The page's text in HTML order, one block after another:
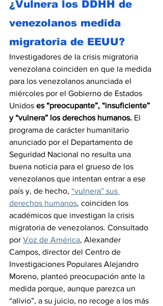
¿Vulnera los DDHH de
venezolanos medida
migratoria de EEUU?
Investigadores de la crisis migratoria
venezolana coinciden en que la medida
para los venezolanos anunciada el
miércoles por el Gobierno de Estados
Unidos es “preocupante”, “insuficiente”
y “vulnera” los derechos humanos. El
programa de carácter humanitario
anunciado por el Departamento de
Seguridad Nacional no resulta una
buena noticia para el grueso de los
venezolanos que intentan entrar a ese
país y, de hecho, “vulnera” sus
derechos humanos, coinciden los
académicos que investigan la crisis
migratoria de venezolanos. Consultado
por Voz de América, Alexander
Campos, director del Centro de
Investigaciones Populares Alejandro
Moreno, planteó preocupación ante la
medida porque, aunque parezca un
“alivio”, a su juicio, no recoge a los más